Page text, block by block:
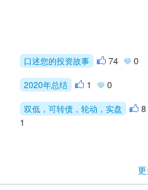
口述您的投资故事 74 0
2020年总结 1 0
双低，可转债，轮动，实盘
8
1